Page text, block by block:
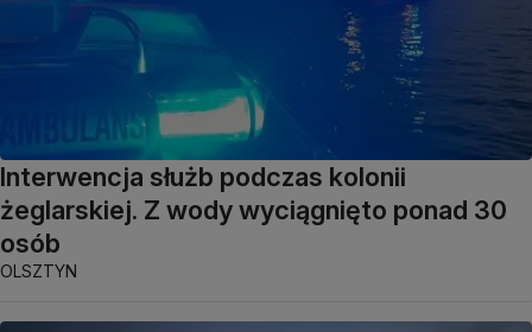
Interwencja służb podczas kolonii
żeglarskiej. Z wody wyciągnięto ponad 30
osób
OLSZTYN